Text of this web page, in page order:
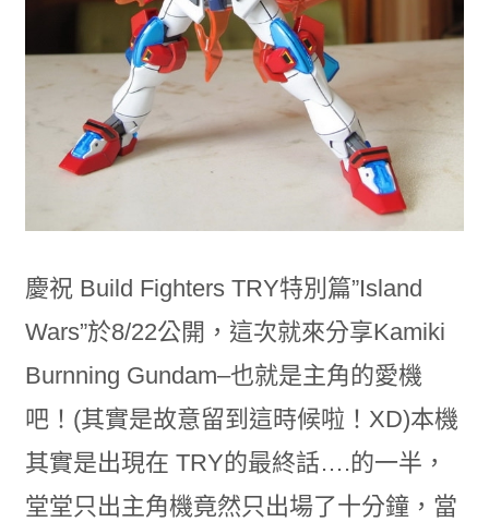
慶祝 Build Fighters TRY特別篇”Island
Wars”於8/22公開，這次就來分享Kamiki
Burnning Gundam–也就是主角的愛機
吧！(其實是故意留到這時候啦！XD)本機
其實是出現在 TRY的最終話….的一半，
堂堂只出主角機竟然只出場了十分鐘，當